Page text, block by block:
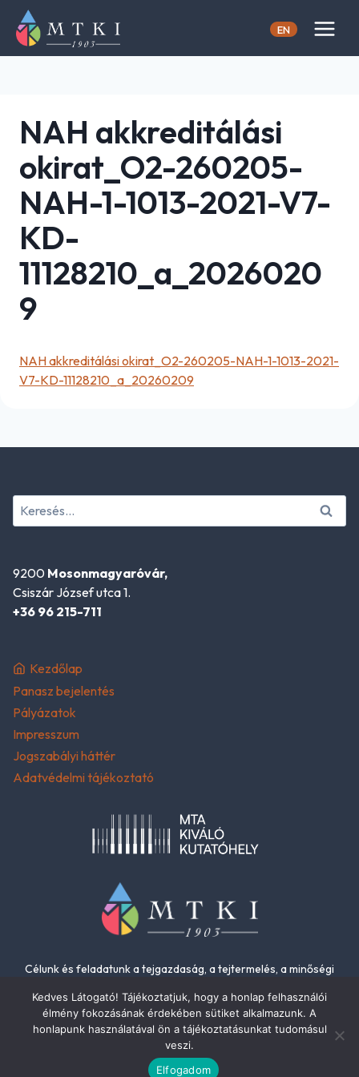
content
EN
NAH akkreditálási
okirat_O2-260205-
NAH-1-1013-2021-V7-
KD-
11128210_a_2026020
9
NAH akkreditálási okirat_O2-260205-NAH-1-1013-2021-
V7-KD-11128210_a_20260209
Keresés:
9200 Mosonmagyaróvár,
Csiszár József utca 1.
+36 96 215-711
Kezdőlap
Panasz bejelentés
Pályázatok
Impresszum
Jogszabályi háttér
Adatvédelmi tájékoztató
Célunk és feladatunk a tejgazdaság, a tejtermelés, a minőségi
© 2026
Kedves Látogató! Tájékoztatjuk, hogy a honlap felhasználói
élmény fokozásának érdekében sütiket alkalmazunk. A
honlapunk használatával ön a tájékoztatásunkat tudomásul
veszi.
Elfogadom